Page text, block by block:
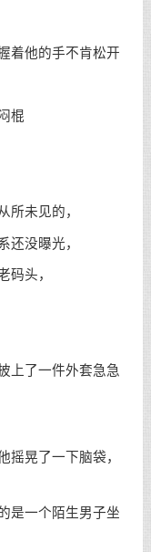
手不肯松开
未见的，
没曝光，
头，
了一件外套急急
晃了一下脑袋，
一个陌生男子坐